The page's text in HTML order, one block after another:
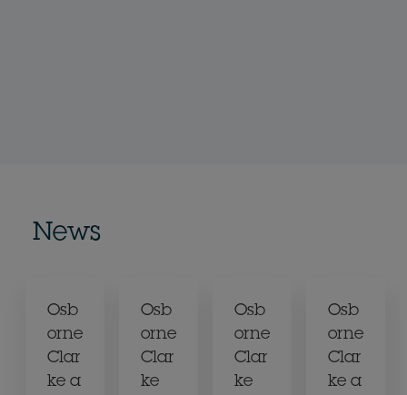
News
Osb
orne
Clar
ke a
Osb
orne
Clar
ke
Osb
orne
Clar
ke
Osb
orne
Clar
ke a